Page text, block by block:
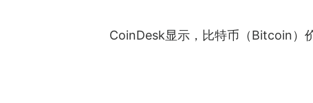
CoinDesk显示，比特币（Bitcoin）